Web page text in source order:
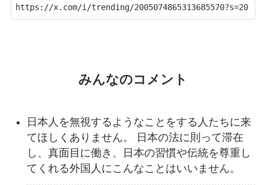
https://x.com/i/trending/2005074865313685570?s=20
みんなのコメント
日本人を無視するようなことをする人たちに来
てほしくありません。 日本の法に則って滞在
し、真面目に働き、日本の習慣や伝統を尊重し
てくれる外国人にこんなことはいいません。